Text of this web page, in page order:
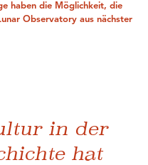
haben die Möglichkeit, die
Observatory aus nächster
in der
hat